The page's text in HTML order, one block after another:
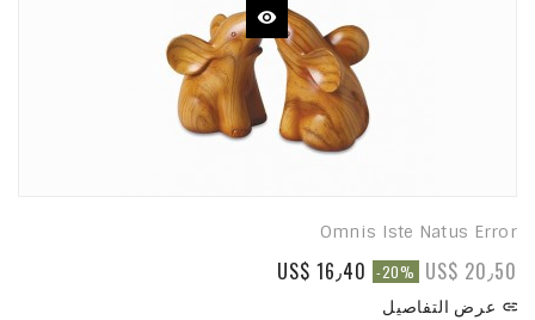
Omnis Iste Natus Error
US$ 16٫40 -20% US$ 20٫50
 عرض التفاصيل